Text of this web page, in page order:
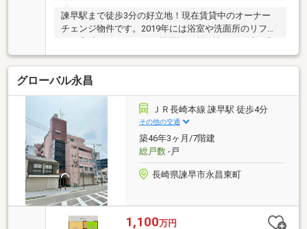
諫早駅まで徒歩3分の好立地！現在賃貸中のオーナー
チェンジ物件です。2019年には浴室や洗面所のリフォ
心感を兼ね備えた分譲マンション。賃借人様の退去後
は自己使用も可能です。詳細はお気軽にお問い合わせ
ください。●近隣駐車場有（現在敷地内は満車です）●
スーパーやコンビニが300メートル圏内＜交通アクセ
ス＞●長崎県営バス「諫早ターミナル」バス停まで徒
歩3分●JR諫早駅まで徒歩3分＜備考＞※周辺環境の距
離については経度緯度を用いて計測したものであり、
全て概算の距離になっております
グローバル永昌
ＪＲ長崎本線 諫早駅 徒歩4分
その他の交通
築46年3ヶ月/7階建
総戸数-戸
長崎県諫早市永昌東町
1,100万円